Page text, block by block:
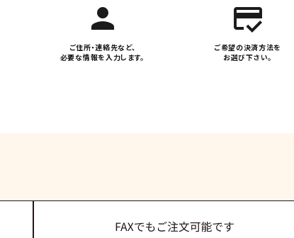
person
ご住所・連絡先など、
必要な情報を入力します。
credit_score
ご希望の決済方法を
お選び下さい。